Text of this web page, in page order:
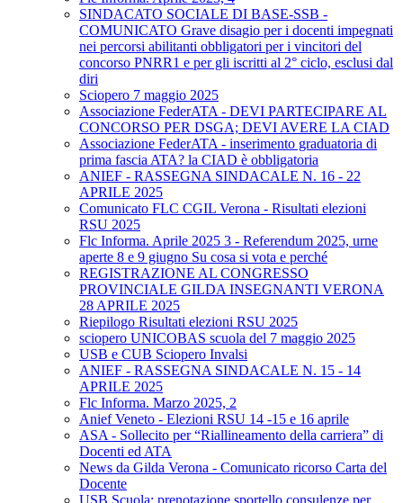
SINDACATO SOCIALE DI BASE-SSB -
COMUNICATO Grave disagio per i docenti impegnati
nei percorsi abilitanti obbligatori per i vincitori del
concorso PNRR1 e per gli iscritti al 2° ciclo, esclusi dal
diri
Sciopero 7 maggio 2025
Associazione FederATA - DEVI PARTECIPARE AL
CONCORSO PER DSGA; DEVI AVERE LA CIAD
Associazione FederATA - inserimento graduatoria di
prima fascia ATA? la CIAD è obbligatoria
ANIEF - RASSEGNA SINDACALE N. 16 - 22
APRILE 2025
Comunicato FLC CGIL Verona - Risultati elezioni
RSU 2025
Flc Informa. Aprile 2025 3 - Referendum 2025, urne
aperte 8 e 9 giugno Su cosa si vota e perché
REGISTRAZIONE AL CONGRESSO
PROVINCIALE GILDA INSEGNANTI VERONA
28 APRILE 2025
Riepilogo Risultati elezioni RSU 2025
sciopero UNICOBAS scuola del 7 maggio 2025
USB e CUB Sciopero Invalsi
ANIEF - RASSEGNA SINDACALE N. 15 - 14
APRILE 2025
Flc Informa. Marzo 2025, 2
Anief Veneto - Elezioni RSU 14 -15 e 16 aprile
ASA - Sollecito per “Riallineamento della carriera” di
Docenti ed ATA
News da Gilda Verona - Comunicato ricorso Carta del
Docente